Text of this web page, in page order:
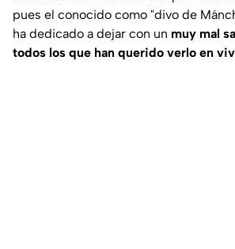
pues el conocido como "divo de
ha dedicado a dejar con un muy mal
todos los que han querido verlo en